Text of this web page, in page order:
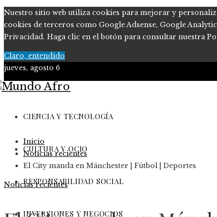
Nuestro sitio web utiliza cookies para mejorar y
cookies de terceros como Google Adsense, Google
Privacidad. Haga clic en el botón para consultar nuestra
Claro, entendido
jueves, agosto 6
Ciencia y tecnología
Inversiones y negocios
CIENCIA Y TECNOLOGÍA
CULTURA Y OCIO
RESPONSABILIDAD SOCIAL
INVERSIONES Y NEGOCIOS
Inicio
Noticias recientes
El City manda en Mánchester | Fútbol | Deportes
Noticias recientes